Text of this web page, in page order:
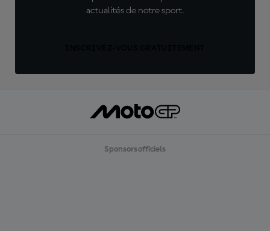
actualités de notre sport.
Sponsors officiels